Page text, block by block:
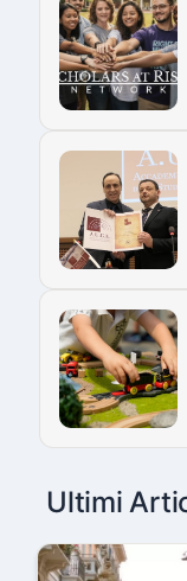
Ultimi